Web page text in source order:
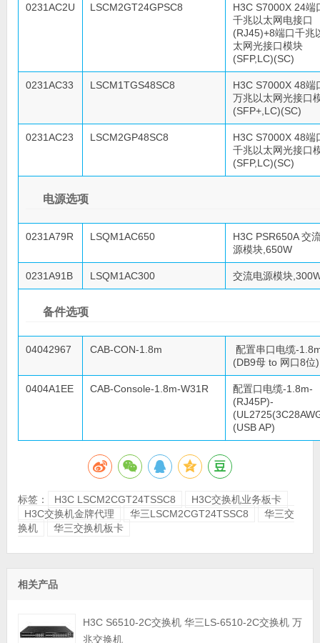
0231AC2U LSCM2GT24GPSC8
H3C S7000X 24端
千兆以太网电接口
(RJ45)+8端口千兆
太网光接口模块
(SFP,LC)(SC)
0231AC33 LSCM1TGS48SC8
H3C S7000X 48端
万兆以太网光接口
(SFP+,LC)(SC)
0231AC23 LSCM2GP48SC8
H3C S7000X 48端
千兆以太网光接口
(SFP,LC)(SC)
电源选项
0231A79R LSQM1AC650
H3C PSR650A 交
源模块,650W
0231A91B LSQM1AC300 交流电源模块
备件选项
04042967 CAB-CON-1.8m
配置串口电缆-
(DB9母 to 网口8位)
0404A1EE CAB-Console-1.8m-W31R
配置口电缆-1.8m-
(RJ45P)-
(USB AP)
标签： H3C LSCM2CGT24TSSC8
H3C交换机业务板卡
H3C交换机金牌代理
华三LSCM2CGT24TSSC8
华三交
换机
华三交换机板卡
相关产品
H3C S6510-2C交换机 华三LS-6510-2C交换机 万
兆交换机